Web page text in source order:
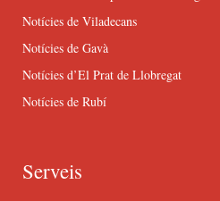
Notícies de Viladecans
Notícies de Gavà
Notícies d’El Prat de Llobregat
Notícies de Rubí
Serveis